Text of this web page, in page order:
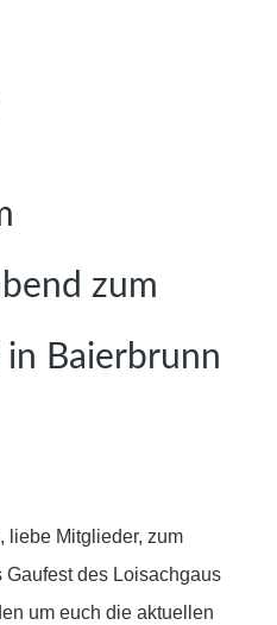
zum
Baierbrunn
liebe Mitglieder, zum
Gaufest des Loisachgaus
um euch die aktuellen